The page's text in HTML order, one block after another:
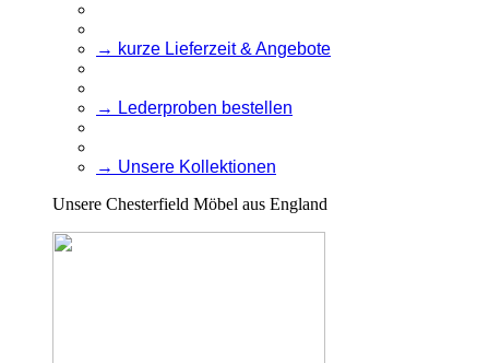
→ kurze Lieferzeit & Angebote
→ Lederproben bestellen
→ Unsere Kollektionen
Unsere Chesterfield Möbel aus England